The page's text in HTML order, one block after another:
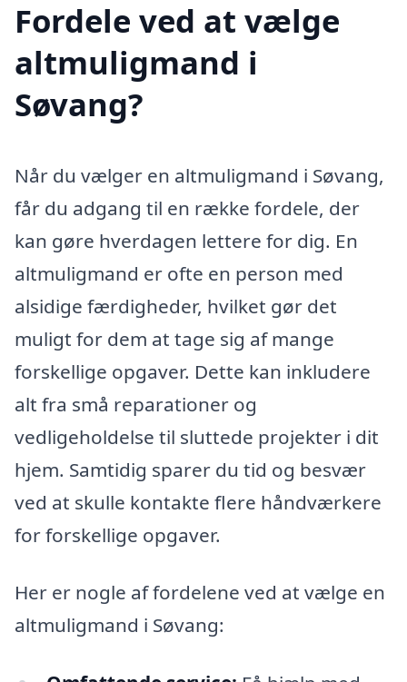
Fordele ved at vælge
altmuligmand i
Søvang?
Når du vælger en altmuligmand i Søvang,
får du adgang til en række fordele, der
kan gøre hverdagen lettere for dig. En
altmuligmand er ofte en person med
alsidige færdigheder, hvilket gør det
muligt for dem at tage sig af mange
forskellige opgaver. Dette kan inkludere
alt fra små reparationer og
vedligeholdelse til sluttede projekter i dit
hjem. Samtidig sparer du tid og besvær
ved at skulle kontakte flere håndværkere
for forskellige opgaver.
Her er nogle af fordelene ved at vælge en
altmuligmand i Søvang: